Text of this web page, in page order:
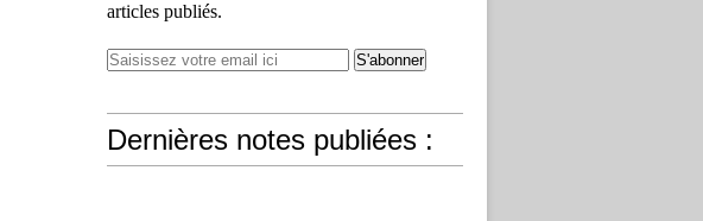
articles publiés.
Dernières notes publiées :